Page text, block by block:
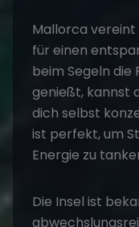
Mallorca vereint
für einen
beim Segeln die
genießt, kannst
dich selbst
ist perfekt, um
Energie zu
Die Insel ist